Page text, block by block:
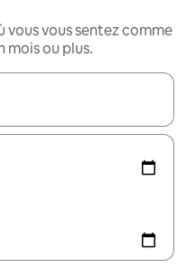
vous vous sentez comme
mois ou plus.
utilisez les flèches vers le